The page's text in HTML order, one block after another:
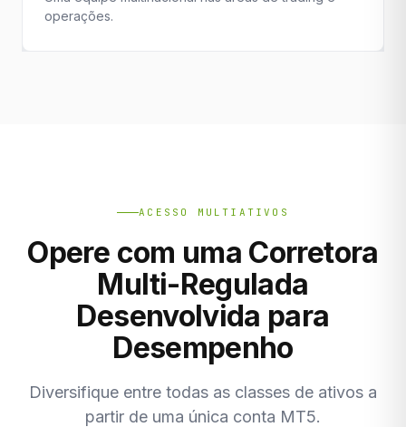
operações.
ACESSO MULTIATIVOS
Opere com uma Corretora
Multi-Regulada
Desenvolvida para
Desempenho
Diversifique entre todas as classes de ativos a
partir de uma única conta MT5.